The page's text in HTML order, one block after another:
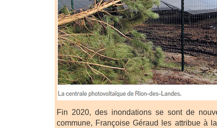
Fin 2020, des inondations se sont de
commune, Françoise Géraud les attribue à